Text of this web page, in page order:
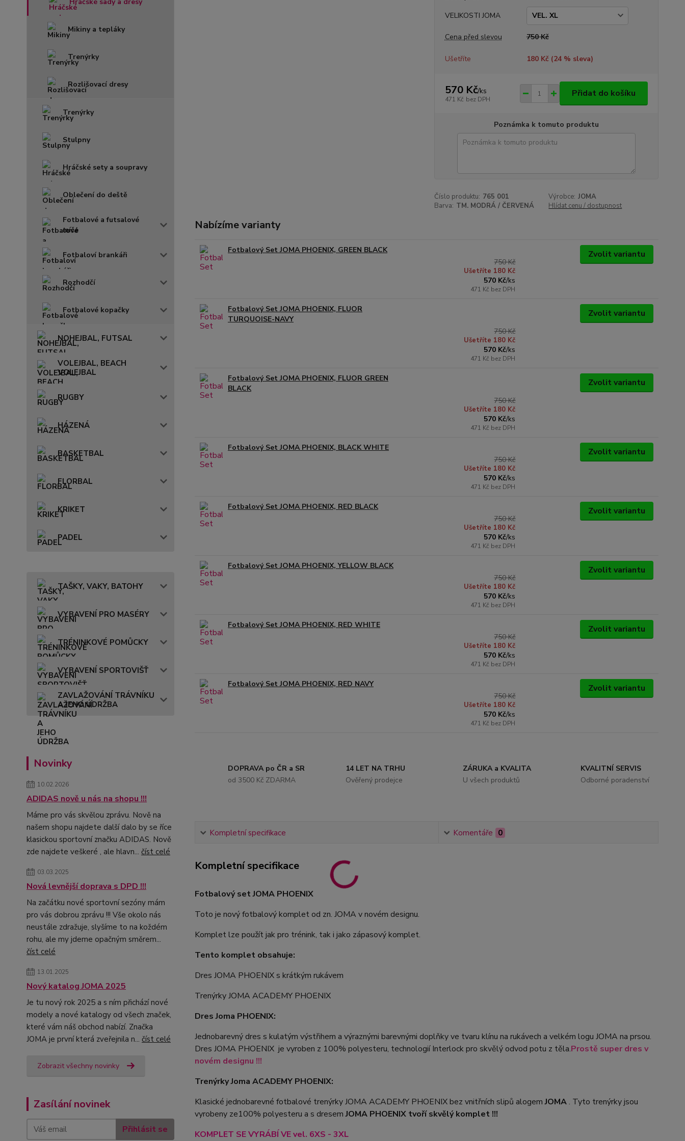
Mikiny a tepláky
Trenýrky
Rozlišovací dresy
Trenýrky
Stulpny
Hráčské sety a soupravy
Oblečení do deště
Fotbalové a futsalové
míče
Fotbaloví brankáři
Rozhodčí
Fotbalové kopačky
NOHEJBAL, FUTSAL
VOLEJBAL, BEACH
VOLEJBAL
RUGBY
HÁZENÁ
BASKETBAL
FLORBAL
KRIKET
PADEL
TAŠKY, VAKY, BATOHY
VYBAVENÍ PRO MASÉRY
TRÉNINKOVÉ POMŮCKY
VYBAVENÍ SPORTOVIŠŤ
ZAVLAŽOVÁNÍ TRÁVNÍKU
A JEHO ÚDRŽBA
Novinky
10.02.2026
ADIDAS nově u nás na shopu !!!
Máme pro vás skvělou zprávu. Nově na
našem shopu najdete další dalo by se říce
klasickou sportovní značku ADIDAS. Nově
zde najdete veškeré , ale hlavn... číst celé
03.03.2025
Nová levnější doprava s DPD !!!
Na začátku nové sportovní sezóny mám
pro vás dobrou zprávu !!! Vše okolo nás
neustále zdražuje, slyšíme to na koždém
rohu, ale my jdeme opačným směrem...
číst celé
13.01.2025
Nový katalog JOMA 2025
Je tu nový rok 2025 a s ním přichází nové
modely a nové katalogy od všech značek,
které vám náš obchod nabízí. Značka
JOMA je první která zveřejnila n... číst celé
Zobrazit všechny novinky
Zasílání novinek
Přihlásit se
VELIKOSTI JOMA
Cena před slevou 750 Kč
Ušetříte 180 Kč (24% sleva)
570 Kč/ks
471 Kč bez DPH
Přidat do košíku
Poznámka k tomuto produktu
Číslo produktu: 765 001 Výrobce: JOMA
Barva: TM. MODRÁ / ČERVENÁ Hlídat cenu / dostupnost
Nabízíme varianty
Fotbalový Set JOMA PHOENIX, GREEN BLACK
750 Kč
Ušetříte 180 Kč
570 Kč/ks
471 Kč bez DPH
Zvolit variantu
Fotbalový Set JOMA PHOENIX, FLUOR
TURQUOISE-NAVY
750 Kč
Ušetříte 180 Kč
570 Kč/ks
471 Kč bez DPH
Zvolit variantu
Fotbalový Set JOMA PHOENIX, FLUOR GREEN
BLACK
750 Kč
Ušetříte 180 Kč
570 Kč/ks
471 Kč bez DPH
Zvolit variantu
Fotbalový Set JOMA PHOENIX, BLACK WHITE
750 Kč
Ušetříte 180 Kč
570 Kč/ks
471 Kč bez DPH
Zvolit variantu
Fotbalový Set JOMA PHOENIX, RED BLACK
750 Kč
Ušetříte 180 Kč
570 Kč/ks
471 Kč bez DPH
Zvolit variantu
Fotbalový Set JOMA PHOENIX, YELLOW BLACK
750 Kč
Ušetříte 180 Kč
570 Kč/ks
471 Kč bez DPH
Zvolit variantu
Fotbalový Set JOMA PHOENIX, RED WHITE
750 Kč
Ušetříte 180 Kč
570 Kč/ks
471 Kč bez DPH
Zvolit variantu
Fotbalový Set JOMA PHOENIX, RED NAVY
750 Kč
Ušetříte 180 Kč
570 Kč/ks
471 Kč bez DPH
Zvolit variantu
DOPRAVA po ČR a SR
od 3500 Kč ZDARMA
14 LET NA TRHU
Ověřený prodejce
ZÁRUKA a KVALITA
U všech produktů
KVALITNÍ SERVIS
Odborné poradenství
Kompletní specifikace Komentáře 0
Kompletní specifikace
Fotbalový set JOMA PHOENIX
Toto je nový fotbalový komplet od zn. JOMA v novém designu.
Komplet lze použít jak pro trénink, tak i jako zápasový komplet.
Tento komplet obsahuje:
Dres JOMA PHOENIX s krátkým rukávem
Trenýrky JOMA ACADEMY PHOENIX
Dres Joma PHOENIX:
Jednobarevný dres s kulatým výstřihem a výraznými barevnými doplňky ve tvaru klínu na rukávech a velkém logu JOMA na prsou.
Dres JOMA PHOENIX je vyroben z 100% polyesteru, technologií Interlock pro skvělý odvod potu z těla.Prostě super dres v
novém designu !!!
Trenýrky Joma ACADEMY PHOENIX:
Klasické jednobarevné fotbalové trenýrky JOMA ACADEMY PHOENIX bez vnitřních slipů alogemJOMA. Tyto trenýrky jsou
vyrobeny ze100% polyesteru a s dresemJOMA PHOENIX tvoří skvělý komplet !!!
KOMPLET SE VYRÁBÍ VE vel. 6XS - 3XL